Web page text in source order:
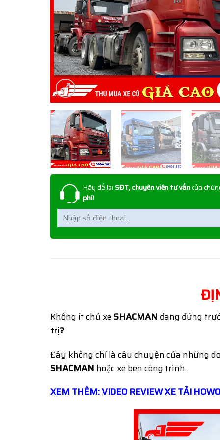
Hãy để lại SĐT, chuyên viên tư vấncủa
phí!
Không ít chủ xeSHACMAN đang đứng
trị?
Đây không chỉ là câu chuyện của những
SHACMAN hoặc xe ben công trình.
XEM THÊM: VIDEO REVIEW XE TẢI